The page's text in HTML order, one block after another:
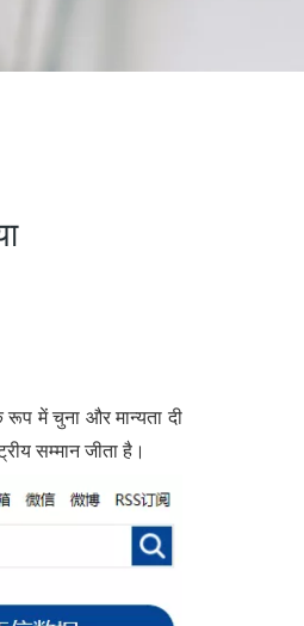
रूप में चुना और मान्यता दी
सम्मान जीता है।